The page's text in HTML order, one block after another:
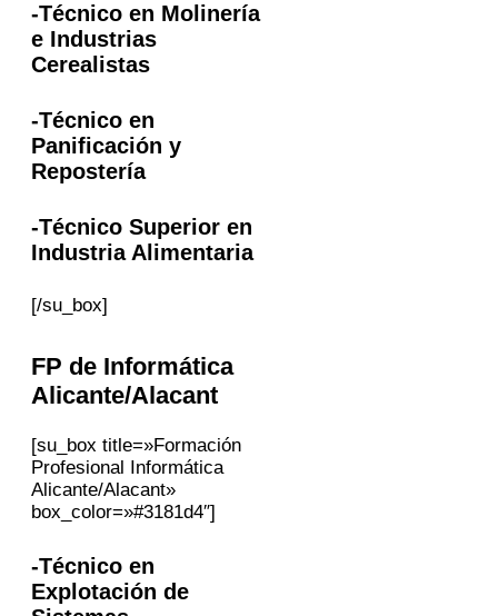
-Técnico en Molinería
e Industrias
Cerealistas
-Técnico en
Panificación y
Repostería
-Técnico Superior en
Industria Alimentaria
[/su_box]
FP de Informática
Alicante/Alacant
[su_box title=»Formación
Profesional Informática
Alicante/Alacant»
box_color=»#3181d4″]
-Técnico en
Explotación de